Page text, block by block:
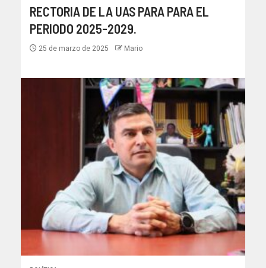
RECTORIA DE LA UAS PARA PARA EL
PERIODO 2025-2029.
25 de marzo de 2025 Mario